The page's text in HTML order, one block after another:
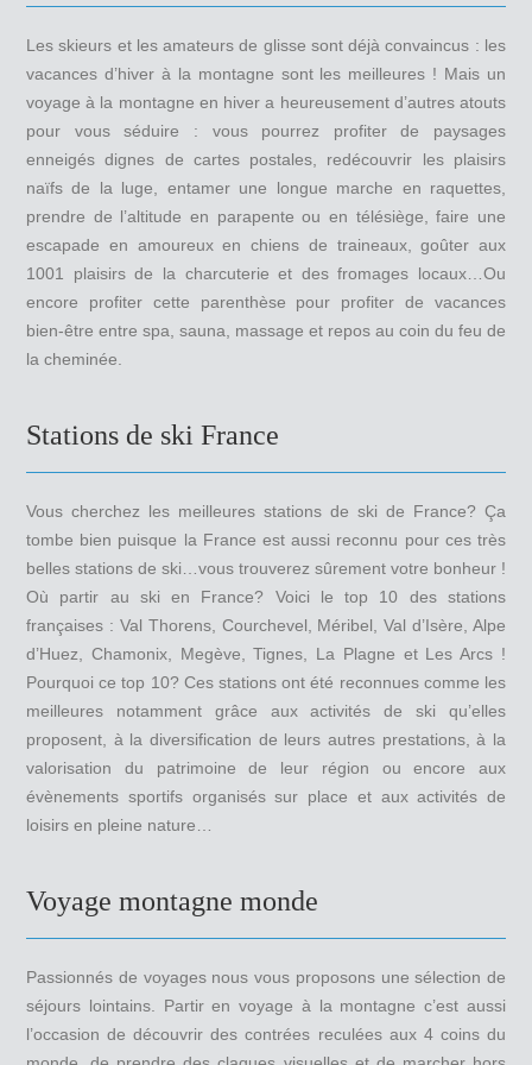
Les skieurs et les amateurs de glisse sont déjà convaincus : les
vacances d’hiver à la montagne sont les meilleures ! Mais un
voyage à la montagne en hiver a heureusement d’autres atouts
pour vous séduire : vous pourrez profiter de paysages
enneigés dignes de cartes postales, redécouvrir les plaisirs
naïfs de la luge, entamer une longue marche en raquettes,
prendre de l’altitude en parapente ou en télésiège, faire une
escapade en amoureux en chiens de traineaux, goûter aux
1001 plaisirs de la charcuterie et des fromages locaux…Ou
encore profiter cette parenthèse pour profiter de vacances
bien-être entre spa, sauna, massage et repos au coin du feu de
la cheminée.
Stations de ski France
Vous cherchez les meilleures stations de ski de France? Ça
tombe bien puisque la France est aussi reconnu pour ces très
belles stations de ski…vous trouverez sûrement votre bonheur !
Où partir au ski en France? Voici le top 10 des stations
françaises : Val Thorens, Courchevel, Méribel, Val d’Isère, Alpe
d’Huez, Chamonix, Megève, Tignes, La Plagne et Les Arcs !
Pourquoi ce top 10? Ces stations ont été reconnues comme les
meilleures notamment grâce aux activités de ski qu’elles
proposent, à la diversification de leurs autres prestations, à la
valorisation du patrimoine de leur région ou encore aux
évènements sportifs organisés sur place et aux activités de
loisirs en pleine nature…
Voyage montagne monde
Passionnés de voyages nous vous proposons une sélection de
séjours lointains. Partir en voyage à la montagne c’est aussi
l’occasion de découvrir des contrées reculées aux 4 coins du